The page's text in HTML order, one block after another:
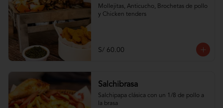
Mollejitas, Anticucho, Brochetas de pollo
y Chicken tenders
S/ 60.00
Salchibrasa
Salchipapa clásica con un 1/8 de pollo a
la brasa